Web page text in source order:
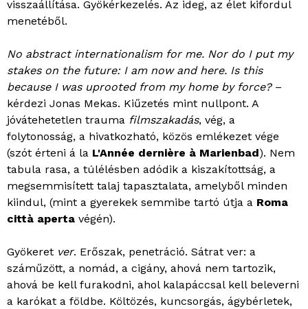
visszaállítása. Gyökérkezelés. Az ideg, az élet kifordul
menetéből.
No abstract internationalism for me. Nor do I put my
stakes on the future: I am now and here. Is this
because I was uprooted from my home by force?–
kérdezi Jonas Mekas. Kiűzetés mint nullpont. A
jóvátehetetlen trauma filmszakadás, vég, a
folytonosság, a hivatkozható, közös emlékezet vége
(szót érteni á la L'Année dernière à Marienbad). Nem
tabula rasa, a túlélésben adódik a kiszakítottság, a
megsemmisített talaj tapasztalata, amelyből minden
kiindul, (mint a gyerekek semmibe tartó útja a Roma
città aperta végén).
Gyökeret ver. Erőszak, penetráció. Sátrat ver: a
száműzött, a nomád, a cigány, ahová nem tartozik,
ahová be kell furakodni, ahol kalapáccsal kell beleverni
a karókat a földbe. Költözés, kuncsorgás, ágybérletek,